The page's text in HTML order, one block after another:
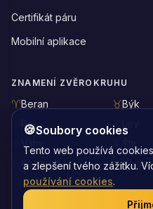
Certifikát páru
Mobilní aplikace
ZNAMENÍ ZVĚROKRUHU
Beran Býk
Rak
Kozoroh
🍪Soubory cookies
Tento web používá
a zlepšení tvého zážitku.
používání cookies.